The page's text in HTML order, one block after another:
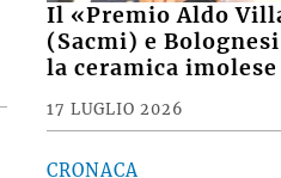
Il «Premio Aldo
(Sacmi) e
la ceramica
17 LUGLIO 2026
CRONACA